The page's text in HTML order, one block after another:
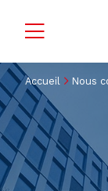
Accueil Nous